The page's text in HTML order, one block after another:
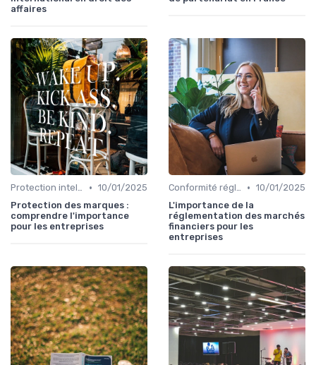
affaires
Protection intellectuelle • 10/01/2025
Protection des marques :
comprendre l'importance
pour les entreprises
Conformité réglementaire • 10/01/2025
L'importance de la
réglementation des marchés
financiers pour les
entreprises